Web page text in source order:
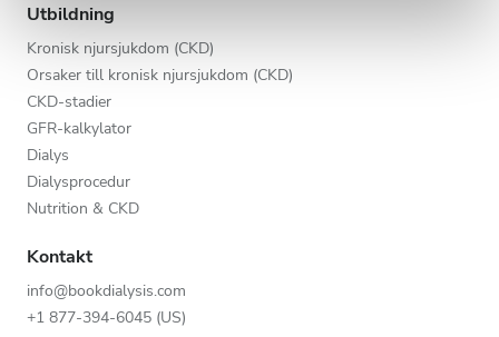
Bra
Väldigt bra
Utmärkt
Utbildning
Kronisk njursjukdom (CKD)
Orsaker till kronisk njursjukdom (CKD)
CKD-stadier
GFR-kalkylator
Dialys
Dialysprocedur
Nutrition & CKD
Kontakt
info@bookdialysis.com
+1 877-394-6045 (US)